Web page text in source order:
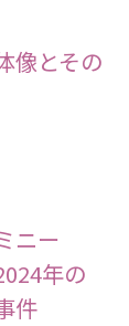
像とその
ニー
年の
件